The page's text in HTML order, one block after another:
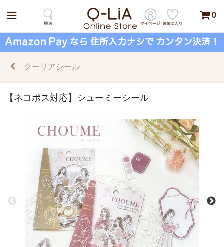
0
クーリアシール
【ネコポス対応】シューミーシール